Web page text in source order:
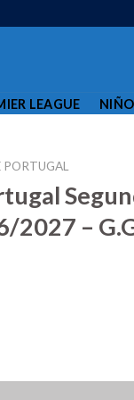
LEAGUE
PORTUGAL
2027 –